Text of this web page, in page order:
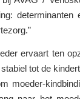
ervaart ten
tot de
moeder-